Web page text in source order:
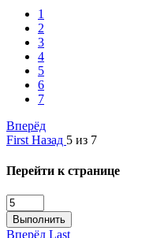
1
2
3
4
5
6
7
Вперёд
First Назад 5 из 7
Перейти к странице
Выполнить
Вперёд Last